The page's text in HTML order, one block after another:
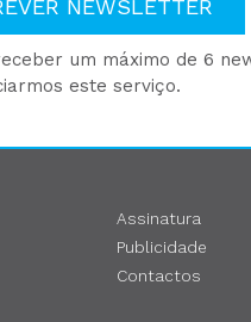
NEWSLETTER
um máximo de 6
este serviço.
Assinatura
Publicidade
Contactos